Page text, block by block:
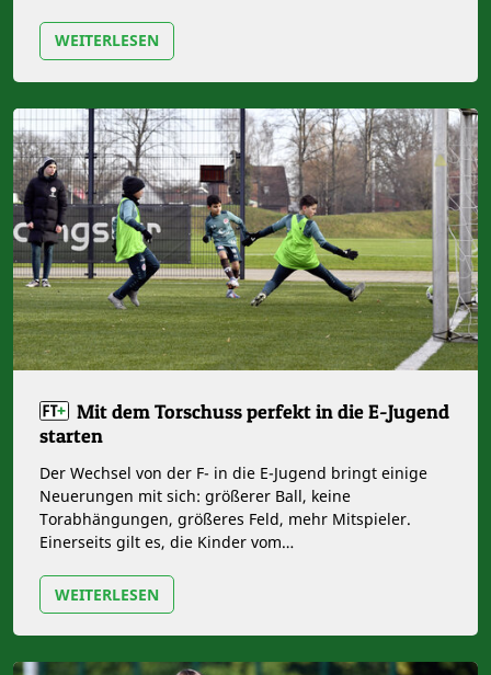
WEITERLESEN
Mit dem Torschuss perfekt in die E-Jugend
starten
Der Wechsel von der F- in die E-Jugend bringt einige
Neuerungen mit sich: größerer Ball, keine
Torabhängungen, größeres Feld, mehr Mitspieler.
Einerseits gilt es, die Kinder vom…
WEITERLESEN